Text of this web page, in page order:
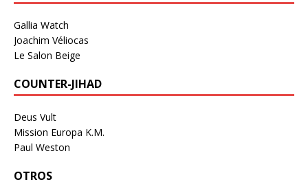
Gallia Watch
Joachim Véliocas
Le Salon Beige
COUNTER-JIHAD
Deus Vult
Mission Europa K.M.
Paul Weston
OTROS